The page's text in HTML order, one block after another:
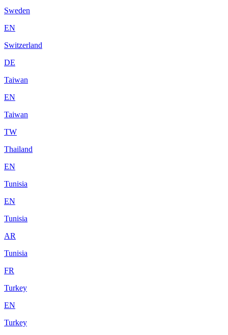
Sweden
EN
Switzerland
DE
Taiwan
EN
Taiwan
TW
Thailand
EN
Tunisia
EN
Tunisia
AR
Tunisia
FR
Turkey
EN
Turkey